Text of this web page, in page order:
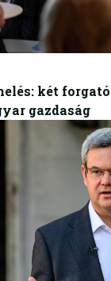
két
gazdaság